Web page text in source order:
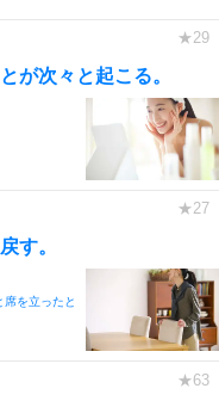
が次々と起こる。
す。
を立ったと